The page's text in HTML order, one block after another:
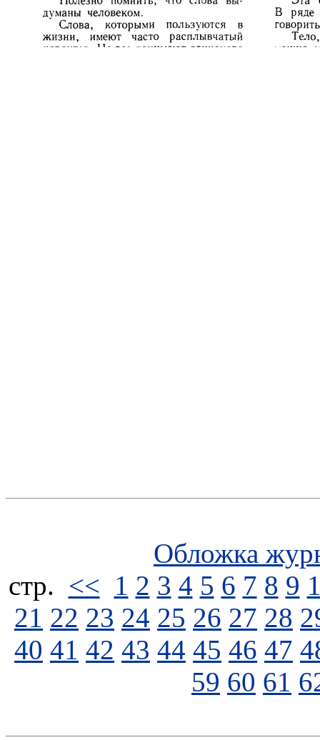
Обложка
стp. << 1 2 3 4 5 6 7 8 9
21 22 23 24 25 26 27 28
40 41 42 43 44 45 46 47
59 60 61